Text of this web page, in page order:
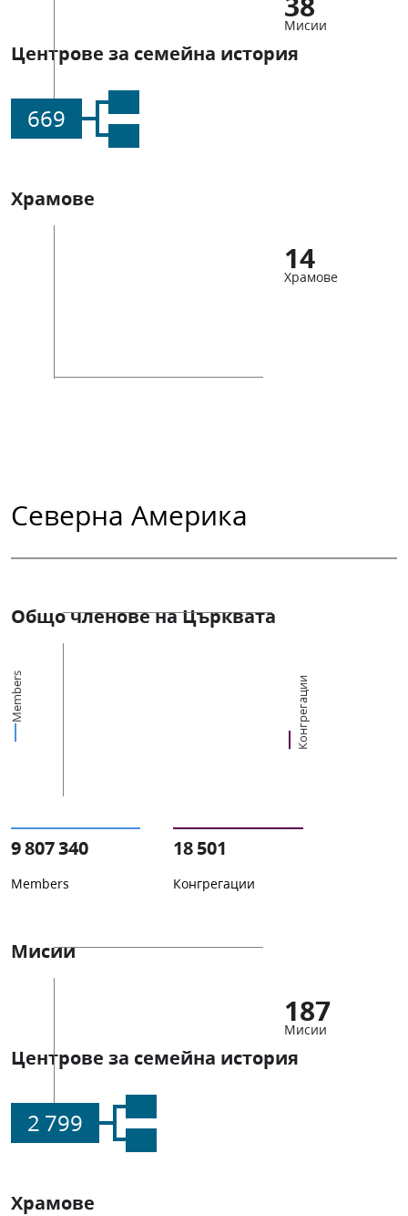
Мисии
Центрове за семейна история
669
Храмове
14
Храмове
Северна Америка
Общо членове на Църквата
Members Конгрегации
9 807 340
Members
18 501
Конгрегации
Мисии
187
Мисии
Центрове за семейна история
2 799
Храмове